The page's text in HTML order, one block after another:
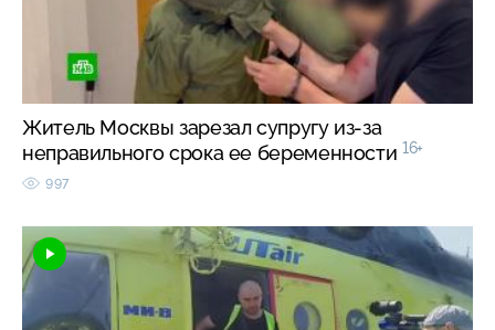
Житель Москвы зарезал супругу из-за
неправильного срока ее беременности 16+
997